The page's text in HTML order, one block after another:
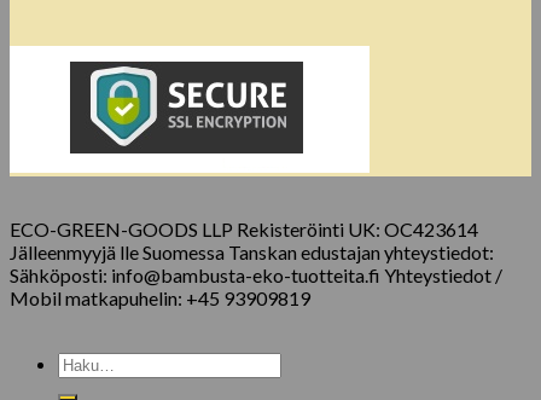
ECO-GREEN-GOODS LLP Rekisteröinti UK: OC423614
Jälleenmyyjä lle Suomessa Tanskan edustajan yhteystiedot:
Sähköposti: info@bambusta-eko-tuotteita.fi Yhteystiedot /
Mobil matkapuhelin: +45 93909819
Etsi: